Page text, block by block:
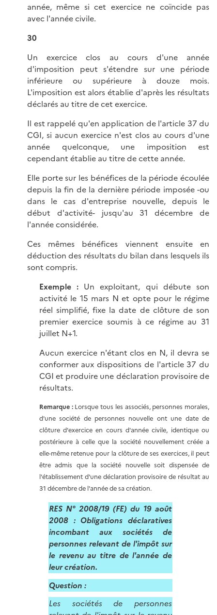
année, même si cet exercice ne coïncide pas
avec l'année civile.
30
Un exercice clos au cours d'une année
d'imposition peut s'étendre sur une période
inférieure ou supérieure à douze mois.
L'imposition est alors établie d'après les résultats
déclarés au titre de cet exercice.
Il est rappelé qu'en application de l'article 37 du
CGI, si aucun exercice n'est clos au cours d'une
année quelconque, une imposition est
cependant établie au titre de cette année.
Elle porte sur les bénéfices de la période écoulée
depuis la fin de la dernière période imposée -ou
dans le cas d'entreprise nouvelle, depuis le
début d'activité- jusqu'au 31 décembre de
l'année considérée.
Ces mêmes bénéfices viennent ensuite en
déduction des résultats du bilan dans lesquels ils
sont compris.
Exemple : Un exploitant, qui débute son
activité le 15 mars N et opte pour le régime
réel simplifié, fixe la date de clôture de son
premier exercice soumis à ce régime au 31
juillet N+1.
Aucun exercice n'étant clos en N, il devra se
conformer aux dispositions de l'article 37 du
CGI et produire une déclaration provisoire de
résultats.
Remarque :Lorsque tous les associés, personnes morales,
d'une société de personnes nouvelle ont une date de
clôture d'exercice en cours d'année civile, identique ou
postérieure à celle que la société nouvellement créée a
elle-même retenue pour la clôture de ses exercices, il peut
être admis que la société nouvelle soit dispensée de
l'établissement d'une déclaration provisoire de résultat au
31 décembre de l'année de sa création.
RES N° 2008/19 (FE) du 19 août
2008 : Obligations déclaratives
incombant aux sociétés de
personnes relevant de l'impôt sur
le revenu au titre de l'année de
leur création.
Question :
Les sociétés de personnes